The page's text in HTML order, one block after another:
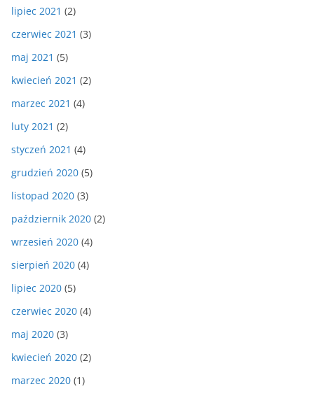
lipiec 2021 (2)
czerwiec 2021 (3)
maj 2021 (5)
kwiecień 2021 (2)
marzec 2021 (4)
luty 2021 (2)
styczeń 2021 (4)
grudzień 2020 (5)
listopad 2020 (3)
październik 2020 (2)
wrzesień 2020 (4)
sierpień 2020 (4)
lipiec 2020 (5)
czerwiec 2020 (4)
maj 2020 (3)
kwiecień 2020 (2)
marzec 2020 (1)